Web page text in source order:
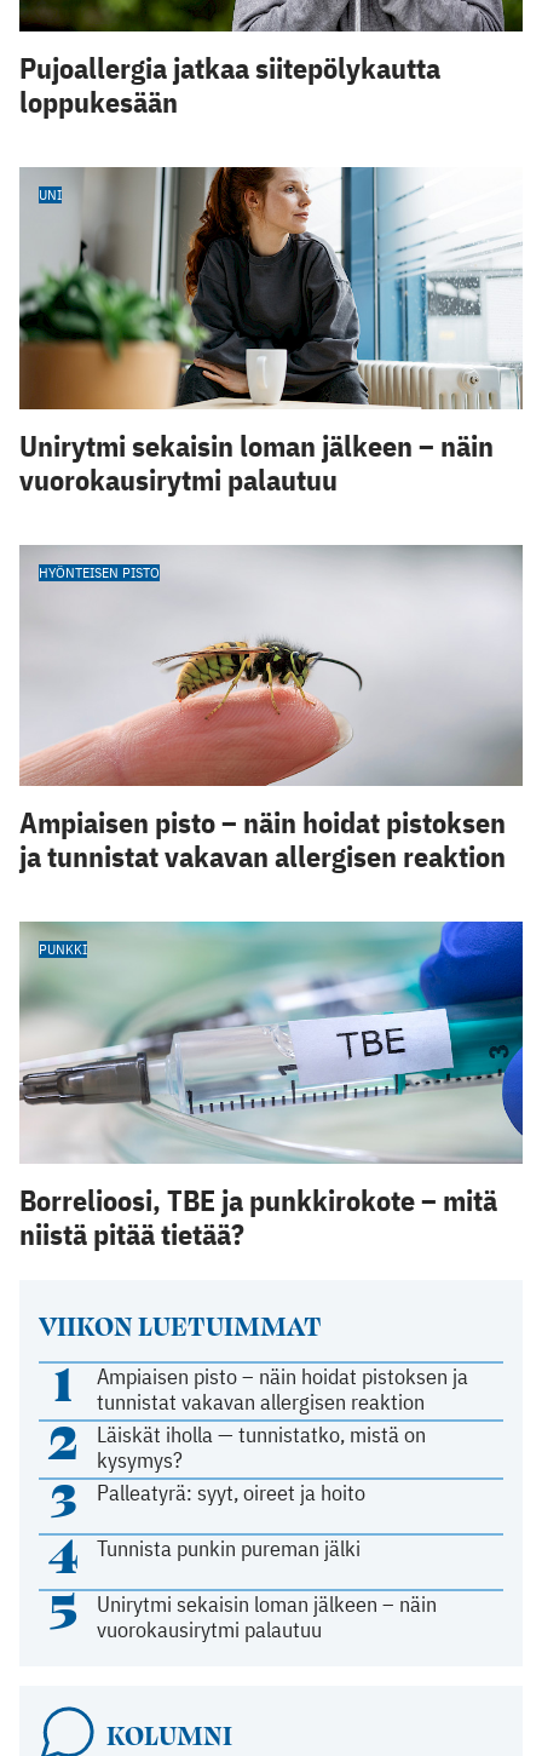
VIIKON LUETUIMMAT
1
Ampiaisen pisto – näin hoidat pistoksen ja
tunnistat vakavan allergisen reaktion
2
Läiskät iholla — tunnistatko, mistä on
kysymys?
3 Palleatyrä: syyt, oireet ja hoito
4 Tunnista punkin pureman jälki
5
Unirytmi sekaisin loman jälkeen – näin
vuorokausirytmi palautuu
KOLUMNI
Pujoallergia jatkaa siitepölykautta
loppukesään
UNI
Unirytmi sekaisin loman jälkeen – näin
vuorokausirytmi palautuu
HYÖNTEISEN PISTO
Ampiaisen pisto – näin hoidat pistoksen
ja tunnistat vakavan allergisen reaktion
PUNKKI
Borrelioosi, TBE ja punkkirokote – mitä
niistä pitää tietää?